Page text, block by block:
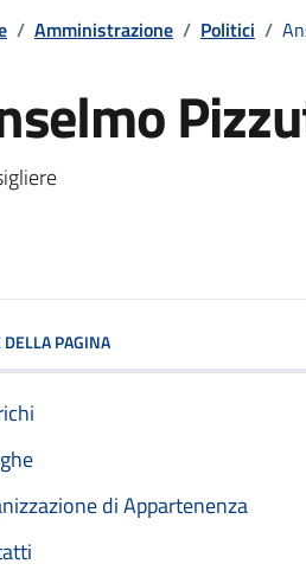
/ Amministrazione / Politici /
PAGINA
di Appartenenza